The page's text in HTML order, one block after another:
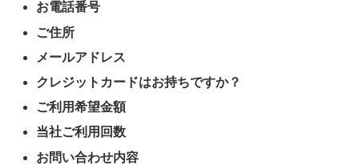
お電話番号
ご住所
メールアドレス
クレジットカードはお持ちですか？
ご利用希望金額
当社ご利用回数
お問い合わせ内容